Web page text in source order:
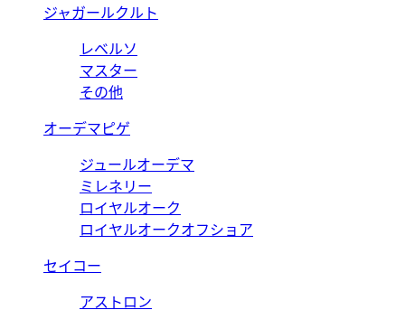
ジャガールクルト
レベルソ
マスター
その他
オーデマピゲ
ジュールオーデマ
ミレネリー
ロイヤルオーク
ロイヤルオークオフショア
セイコー
アストロン